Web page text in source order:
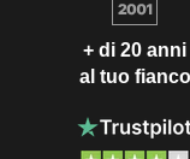
+ di 20 anni
al tuo fianco